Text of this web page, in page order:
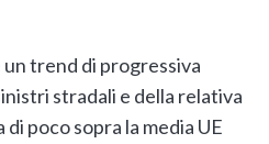
trend di progressiva
stradali e della relativa
poco sopra la media UE